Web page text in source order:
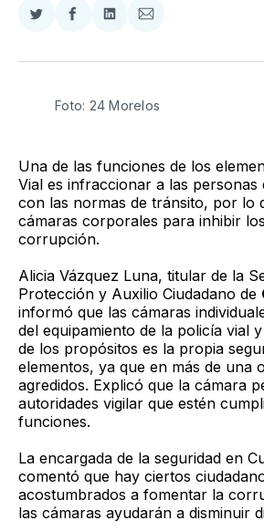
Compartir
Twitter
Compartir
Facebook
Compartir
LinkedIn
Compartir
Email
Foto: 24 Morelos
Una de las funciones de los
Vial es infraccionar a las
con las normas de tránsito, por lo
cámaras corporales para inhibir
corrupción.
Alicia Vázquez Luna, titular de la
Protección y Auxilio Ciudadano de
informó que las cámaras
del equipamiento de la policía vial
de los propósitos es la propia
elementos, ya que en más de una
agredidos. Explicó que la cámara
autoridades vigilar que estén
funciones.
La encargada de la seguridad en
comentó que hay ciertos
acostumbrados a fomentar la
las cámaras ayudarán a disminuir